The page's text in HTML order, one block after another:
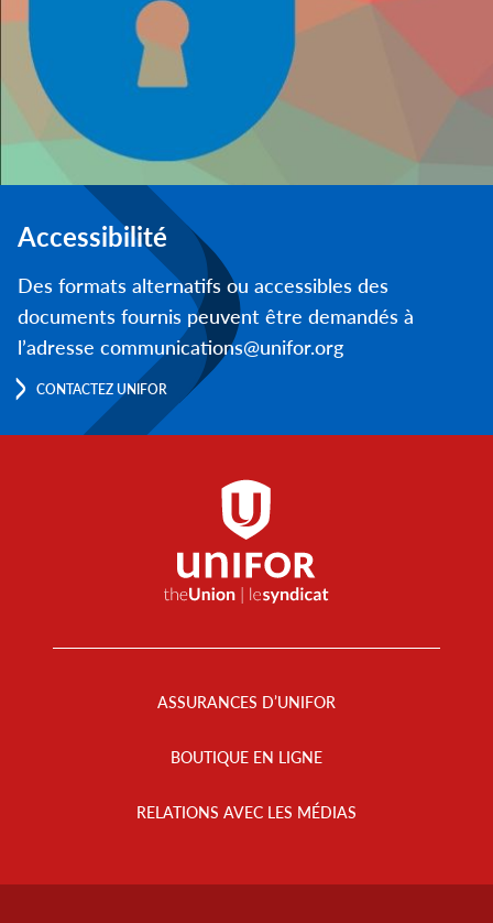
Accessibilité
Des formats alternatifs ou accessibles des
documents fournis peuvent être demandés à
l’adresse communications@unifor.org
CONTACTEZ UNIFOR
ASSURANCES D’UNIFOR
BOUTIQUE EN LIGNE
RELATIONS AVEC LES MÉDIAS
Footer